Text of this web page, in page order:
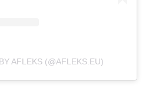
AFLEKS (@AFLEKS.EU)